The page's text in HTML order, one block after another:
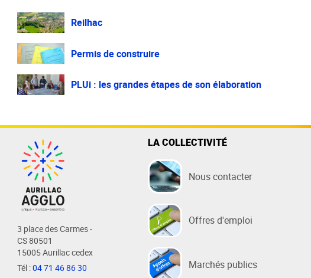
Reilhac
Permis de construire
PLUi : les grandes étapes de son élaboration
3 place des Carmes -
CS 80501
15005 Aurillac cedex
Tél :04 71 46 86 30
LA COLLECTIVITÉ
Nous contacter
Offres d'emploi
Marchés publics